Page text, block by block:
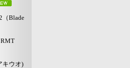
（Blade
キウオ)